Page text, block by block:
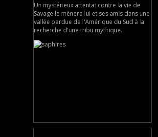
Un mystérieux attentat contre la vie de
Savage le mènera lui et ses amis dans une
vallée perdue de l'Amérique du Sud à la
recherche d'une tribu mythique.